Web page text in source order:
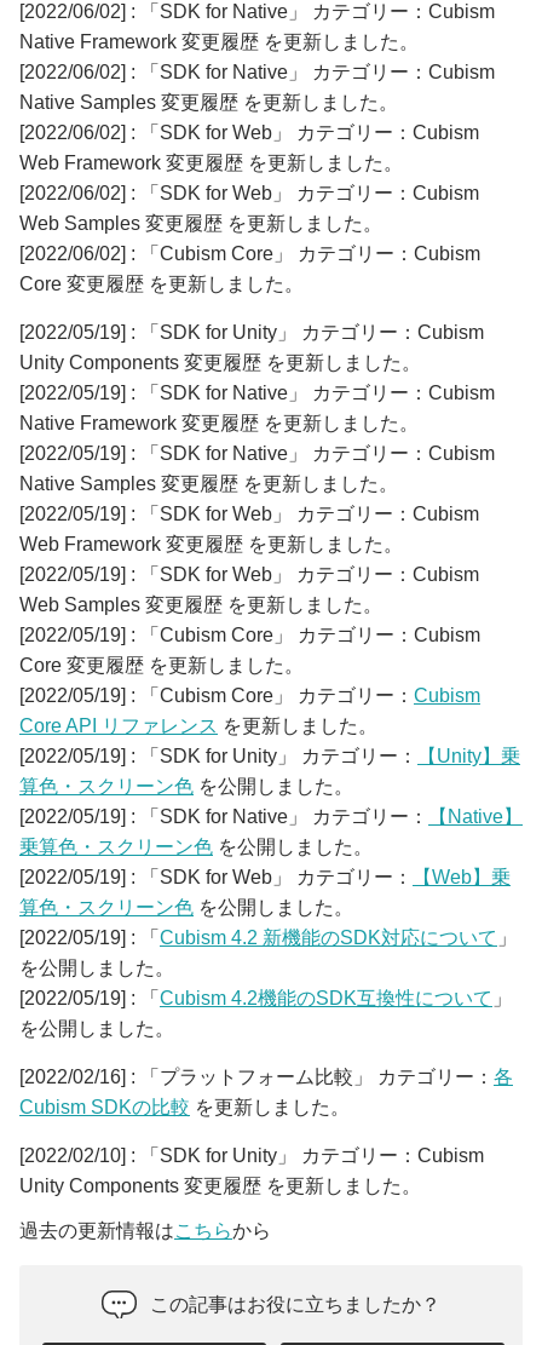
[2022/06/02] : 「SDK for Native」 カテゴリー：Cubism
Native Framework 変更履歴 を更新しました。
[2022/06/02] : 「SDK for Native」 カテゴリー：Cubism
Native Samples 変更履歴 を更新しました。
[2022/06/02] : 「SDK for Web」 カテゴリー：Cubism
Web Framework 変更履歴 を更新しました。
[2022/06/02] : 「SDK for Web」 カテゴリー：Cubism
Web Samples 変更履歴 を更新しました。
[2022/06/02] : 「Cubism Core」 カテゴリー：Cubism
Core 変更履歴 を更新しました。
[2022/05/19] : 「SDK for Unity」 カテゴリー：Cubism
Unity Components 変更履歴 を更新しました。
[2022/05/19] : 「SDK for Native」 カテゴリー：Cubism
Native Framework 変更履歴 を更新しました。
[2022/05/19] : 「SDK for Native」 カテゴリー：Cubism
Native Samples 変更履歴 を更新しました。
[2022/05/19] : 「SDK for Web」 カテゴリー：Cubism
Web Framework 変更履歴 を更新しました。
[2022/05/19] : 「SDK for Web」 カテゴリー：Cubism
Web Samples 変更履歴 を更新しました。
[2022/05/19] : 「Cubism Core」 カテゴリー：Cubism
Core 変更履歴 を更新しました。
[2022/05/19] : 「Cubism Core」 カテゴリー： Cubism
Core API リファレンス を更新しました。
[2022/05/19] : 「SDK for Unity」 カテゴリー：
【Unity】乗
算色・スクリーン色 を公開しました。
[2022/05/19] : 「SDK for Native」 カテゴリー：
【Native】
乗算色・スクリーン色 を公開しました。
[2022/05/19] : 「SDK for Web」 カテゴリー：
【Web】乗
算色・スクリーン色 を公開しました。
[2022/05/19] : 「 Cubism 4.2 新機能のSDK対応について 」
を公開しました。
[2022/05/19] : 「 Cubism 4.2機能のSDK互換性について 」
を公開しました。
[2022/02/16] : 「プラットフォーム比較」 カテゴリー： 各
Cubism SDKの比較 を更新しました。
[2022/02/10] : 「SDK for Unity」 カテゴリー：Cubism
Unity Components 変更履歴 を更新しました。
過去の更新情報はこちらから
この記事はお役に立ちましたか？